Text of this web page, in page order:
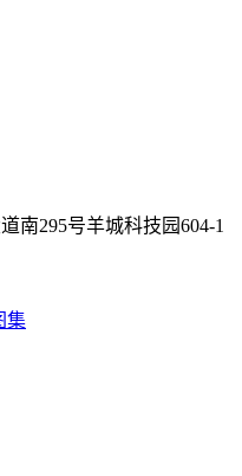
南295号羊城科技园604-1
集